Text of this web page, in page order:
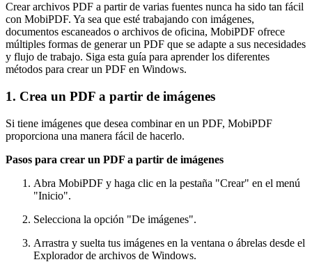
Crear archivos PDF a partir de varias fuentes nunca ha sido tan fácil
con MobiPDF. Ya sea que esté trabajando con imágenes,
documentos escaneados o archivos de oficina, MobiPDF ofrece
múltiples formas de generar un PDF que se adapte a sus necesidades
y flujo de trabajo. Siga esta guía para aprender los diferentes
métodos para crear un PDF en Windows.
1. Crea un PDF a partir de imágenes
Si tiene imágenes que desea combinar en un PDF, MobiPDF
proporciona una manera fácil de hacerlo.
Pasos para crear un PDF a partir de imágenes
Abra MobiPDF y haga clic en la pestaña "Crear" en el menú
"Inicio".
Selecciona la opción "De imágenes".
Arrastra y suelta tus imágenes en la ventana o ábrelas desde el
Explorador de archivos de Windows.